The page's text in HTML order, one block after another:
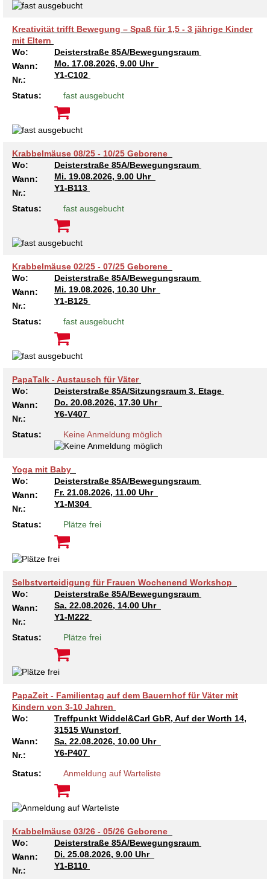
Kreativität trifft Bewegung – Spaß für 1,5 - 3 jährige Kinder
mit Eltern
Wo:
Deisterstraße 85A/Bewegungsraum
Wann:
Mo. 17.08.2026, 9.00 Uhr
Nr.:
Y1-C102
Status: fast ausgebucht
Krabbelmäuse 08/25 - 10/25 Geborene
Wo:
Deisterstraße 85A/Bewegungsraum
Wann:
Mi. 19.08.2026, 9.00 Uhr
Nr.:
Y1-B113
Status: fast ausgebucht
Krabbelmäuse 02/25 - 07/25 Geborene
Wo:
Deisterstraße 85A/Bewegungsraum
Wann:
Mi. 19.08.2026, 10.30 Uhr
Nr.:
Y1-B125
Status: fast ausgebucht
PapaTalk - Austausch für Väter
Wo:
Deisterstraße 85A/Sitzungsraum 3. Etage
Wann:
Do. 20.08.2026, 17.30 Uhr
Nr.:
Y6-V407
Status: Keine Anmeldung möglich
Yoga mit Baby
Wo:
Deisterstraße 85A/Bewegungsraum
Wann:
Fr. 21.08.2026, 11.00 Uhr
Nr.:
Y1-M304
Status: Plätze frei
Selbstverteidigung für Frauen Wochenend Workshop
Wo:
Deisterstraße 85A/Bewegungsraum
Wann:
Sa. 22.08.2026, 14.00 Uhr
Nr.:
Y1-M222
Status: Plätze frei
PapaZeit - Familientag auf dem Bauernhof für Väter mit
Kindern von 3-10 Jahren
Wo:
Treffpunkt Widdel&Carl GbR, Auf der Worth 14,
31515 Wunstorf
Wann:
Sa. 22.08.2026, 10.00 Uhr
Nr.:
Y6-P407
Status: Anmeldung auf Warteliste
Krabbelmäuse 03/26 - 05/26 Geborene
Wo:
Deisterstraße 85A/Bewegungsraum
Wann:
Di. 25.08.2026, 9.00 Uhr
Nr.:
Y1-B110